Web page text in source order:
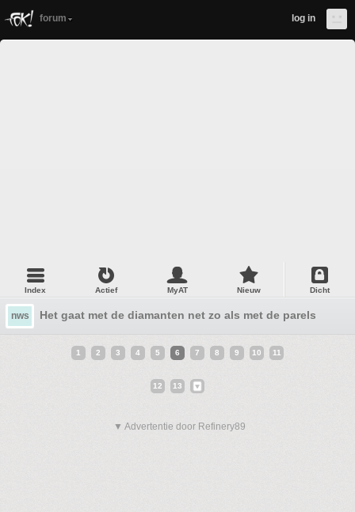
forum log in
Index Actief MyAT Nieuw Dicht
nws Het gaat met de diamanten net zo als met de parels, niets
1 2 3 4 5 6 7 8 9 10 11
12 13
▼ Advertentie door Refinery89